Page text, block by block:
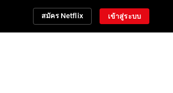
สมัคร Netflix เข้าสู่ระบบ